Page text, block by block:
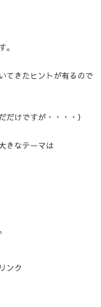
てきたヒントが有るので
だけですが・・・・）
きなテーマは
ンク